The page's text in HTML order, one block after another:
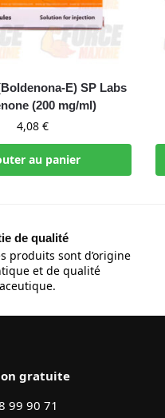
E) SP Labs
(200 mg/ml)
4,08 €
au panier
de qualité
produits sont d’origine
et de qualité
gratuite
99 90 71